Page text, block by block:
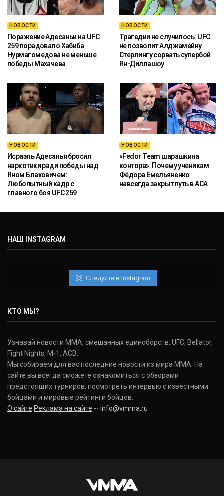
НОВОСТИ
Поражение Адесаньи на UFC
259 порадовало Хабиба
Нурмагомедова не меньше
победы Махачева
НОВОСТИ
Трагедии не случилось: UFC
не позволит Алджамейну
Стерлингу сорвать супербой
Ян-Диллашоу
НОВОСТИ
Исраэль Адесанья бросил
наркотики ради победы над
Яном Блаховичем:
Любопытный кадр с
главного боя UFC 259
НОВОСТИ
«Fedor Team шарашкина
контора»: Почему ученикам
Фёдора Емельяненко
навсегда закрыт путь в ACA
НАШ INSTAGRAM
Следуйте в Instagram
КТО МЫ?
Узнавай новости ММА, смешанных единоборств, UFC, Bellator,
Fight Nights, M-1, ACB.
Мы собираем для вас последние новости из мира ММА. На
сайте вы всегда сможете ознакомиться с обзорами
предстоящих турниров, посмотреть интервью с известными
бойцами и мировые рейтинги бойцов.
О сайте Реклама на сайте -- info@vmma.ru